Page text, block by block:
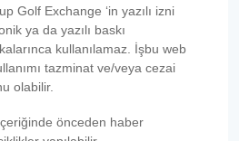
Golf Exchange ‘in yazılı izni
ya da yazılı baskı
kullanılamaz. İşbu web
tazminat ve/veya cezai
olabilir.
önceden haber